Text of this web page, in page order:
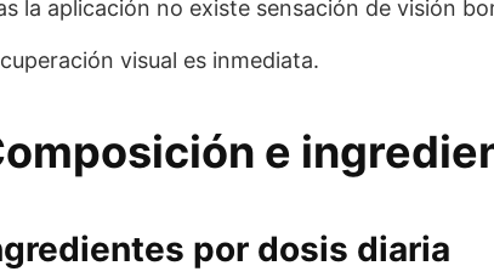
la aplicación no existe sensación de visión
visual es inmediata.
e
por dosis diaria